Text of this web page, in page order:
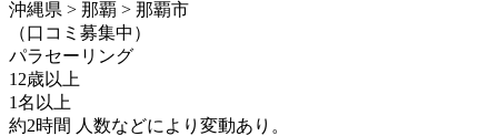
沖縄県 > 那覇 > 那覇市
（口コミ募集中）
パラセーリング
12歳以上
1名以上
約2時間 人数などにより変動あり。